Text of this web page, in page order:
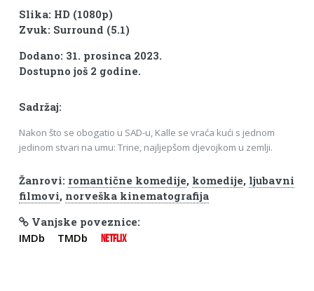
Slika: HD (1080p)
Zvuk: Surround (5.1)
Dodano: 31. prosinca 2023.
Dostupno još 2 godine.
Sadržaj:
Nakon što se obogatio u SAD-u, Kalle se vraća kući s jednom
jedinom stvari na umu: Trine, najljepšom djevojkom u zemlji.
Žanrovi: romantične komedije, komedije, ljubavni
filmovi, norveška kinematografija
Vanjske poveznice:
IMDb TMDb NETFLIX